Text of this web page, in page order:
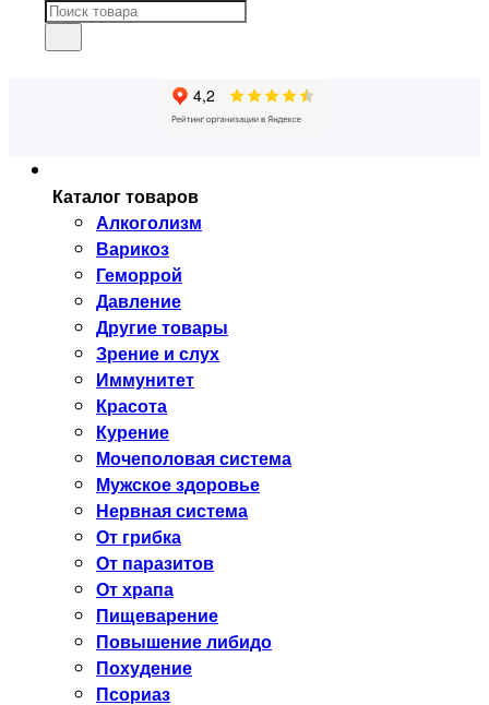
Каталог товаров
Алкоголизм
Варикоз
Геморрой
Давление
Другие товары
Зрение и слух
Иммунитет
Красота
Курение
Мочеполовая система
Мужское здоровье
Нервная система
От грибка
От паразитов
От храпа
Пищеварение
Повышение либидо
Похудение
Псориаз